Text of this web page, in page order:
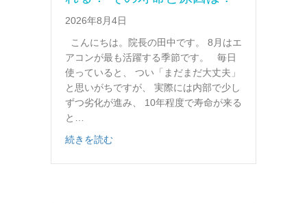
2026年8月4日
こんにちは。院長の田中です。 8月はエ
アコンが最も活躍する季節です。 毎日
使っていると、 つい「まだまだ大丈夫」
と思いがちですが、 実際には内部で少し
ずつ劣化が進み、 10年程度で寿命が来る
と…
続きを読むabout つめもの・かぶせものが外れる！ そ